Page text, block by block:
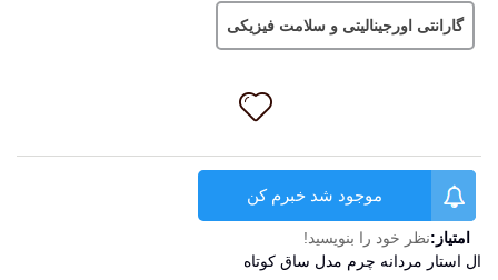
گارانتی اورجینالیتی و سلامت فیزیکی
موجود شد خبرم کن
امتیاز:نظر خود را بنویسید!
ال استار مردانه چرم مدل ساق کوتاه